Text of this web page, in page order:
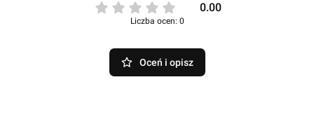
0.00
Liczba ocen: 0
Oceń i opisz